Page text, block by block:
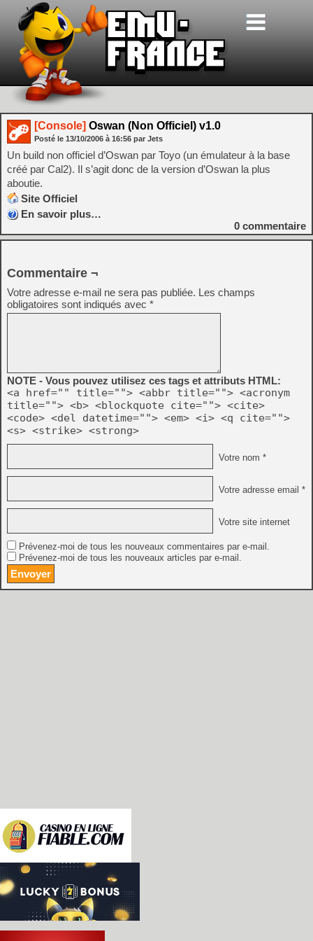
[Console] Oswan (Non Officiel) v1.0
Posté le 13/10/2006 à 16:56 par Jets
Un build non officiel d’Oswan par Toyo (un émulateur à la base
créé par Cal2). Il s’agit donc de la version d’Oswan la plus
aboutie.
Site Officiel
En savoir plus…
0 commentaire
Commentaire ¬
Votre adresse e-mail ne sera pas publiée. Les champs
obligatoires sont indiqués avec *
NOTE - Vous pouvez utilisez ces tags et attributs HTML:
<a href="" title=""> <abbr title=""> <acronym
title=""> <b> <blockquote cite=""> <cite>
<code> <del datetime=""> <em> <i> <q cite="">
<s> <strike> <strong>
Votre nom *
Votre adresse email *
Votre site internet
Prévenez-moi de tous les nouveaux commentaires par e-mail.
Prévenez-moi de tous les nouveaux articles par e-mail.